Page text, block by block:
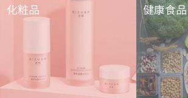
化粧品 健康食品